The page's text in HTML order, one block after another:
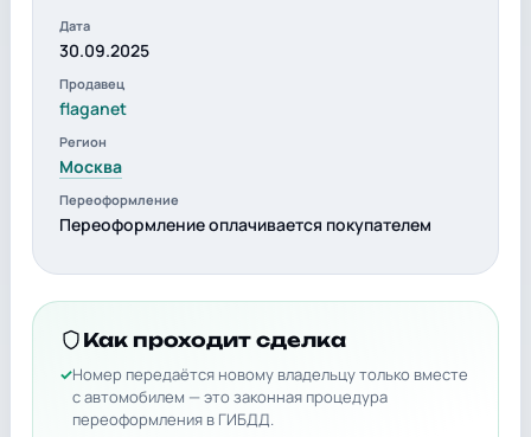
Дата
30.09.2025
Продавец
flaganet
Регион
Москва
Переоформление
Переоформление оплачивается покупателем
Как проходит сделка
Номер передаётся новому владельцу только вместе
с автомобилем — это законная процедура
переоформления в ГИБДД.